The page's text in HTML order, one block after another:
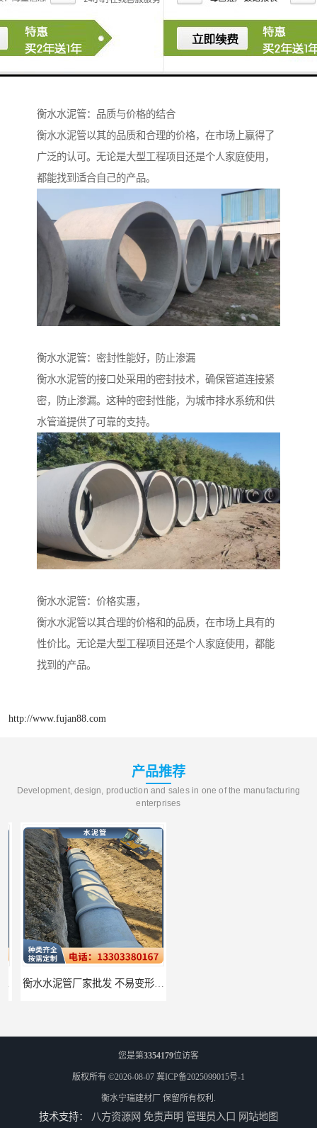
衡水水泥管：品质与价格的结合
衡水水泥管以其的品质和合理的价格，在市场上赢得了
广泛的认可。无论是大型工程项目还是个人家庭使用，
都能找到适合自己的产品。
衡水水泥管：密封性能好，防止渗漏
衡水水泥管的接口处采用的密封技术，确保管道连接紧
密，防止渗漏。这种的密封性能，为城市排水系统和供
水管道提供了可靠的支持。
衡水水泥管：价格实惠，
衡水水泥管以其合理的价格和的品质，在市场上具有的
性价比。无论是大型工程项目还是个人家庭使用，都能
找到的产品。
http://www.fujan88.com
产品推荐
Development, design, production and sales in one of the manufacturing
enterprises
衡水水泥管厂家批发 不易变形结构稳定
您是第3354179位访客
版权所有 ©2026-08-07 冀ICP备2025099015号-1
衡水宁瑞建材厂 保留所有权利.
技术支持： 八方资源网 免责声明 管理员入口 网站地图